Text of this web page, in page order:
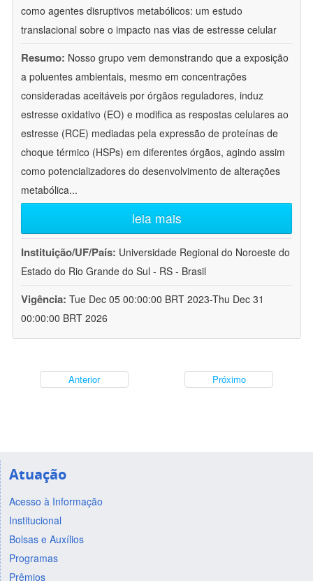
como agentes disruptivos metabólicos: um estudo
translacional sobre o impacto nas vias de estresse celular
Resumo: Nosso grupo vem demonstrando que a exposição
a poluentes ambientais, mesmo em concentrações
consideradas aceitáveis por órgãos reguladores, induz
estresse oxidativo (EO) e modifica as respostas celulares ao
estresse (RCE) mediadas pela expressão de proteínas de
choque térmico (HSPs) em diferentes órgãos, agindo assim
como potencializadores do desenvolvimento de alterações
metabólica...
leia mais
Instituição/UF/País: Universidade Regional do Noroeste do
Estado do Rio Grande do Sul - RS - Brasil
Vigência: Tue Dec 05 00:00:00 BRT 2023-Thu Dec 31
00:00:00 BRT 2026
Anterior Próximo
Atuação
Acesso à Informação
Institucional
Bolsas e Auxílios
Programas
Prêmios